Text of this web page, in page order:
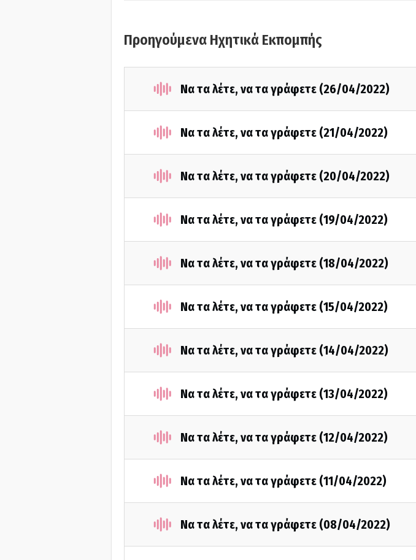
Προηγούμενα Ηχητικά Εκπομπής
Να τα λέτε, να τα γράφετε (26/04/2022)
Να τα λέτε, να τα γράφετε (21/04/2022)
Να τα λέτε, να τα γράφετε (20/04/2022)
Να τα λέτε, να τα γράφετε (19/04/2022)
Να τα λέτε, να τα γράφετε (18/04/2022)
Να τα λέτε, να τα γράφετε (15/04/2022)
Να τα λέτε, να τα γράφετε (14/04/2022)
Να τα λέτε, να τα γράφετε (13/04/2022)
Να τα λέτε, να τα γράφετε (12/04/2022)
Να τα λέτε, να τα γράφετε (11/04/2022)
Να τα λέτε, να τα γράφετε (08/04/2022)